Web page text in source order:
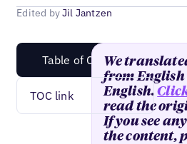
Edited byJil Jantzen
Table of Content
TOC link
We
from English
English.
read the
If you see
the content,